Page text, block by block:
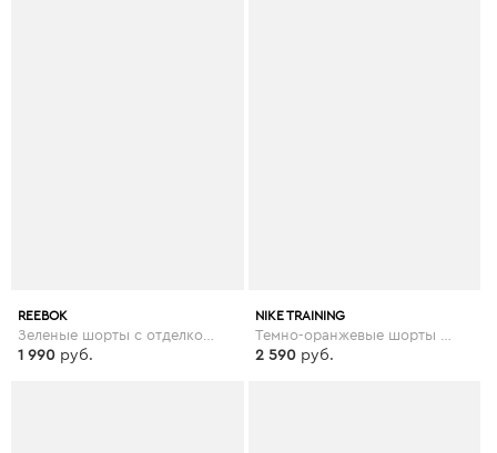
REEBOK
1 990 руб.
NIKE TRAINING
2 590 руб.